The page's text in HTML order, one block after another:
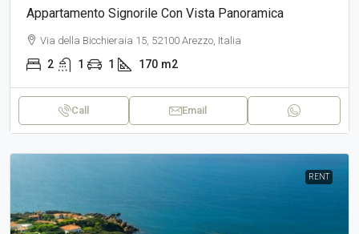
Appartamento Signorile Con Vista Panoramica
Via della Bicchieraia 15, 52100 Arezzo, Italia
2 1 1 170 m2
Call Email
RENT